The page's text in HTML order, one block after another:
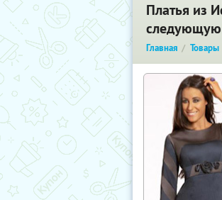
Платья из
следующую
Главная Товары